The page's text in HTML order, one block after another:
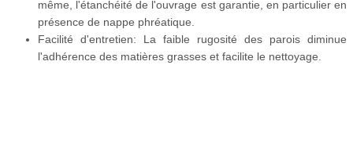
même, l'étanchéité de l'ouvrage est garantie, en particulier en
présence de nappe phréatique.
Facilité d'entretien: La faible rugosité des parois diminue
l'adhérence des matières grasses et facilite le nettoyage.